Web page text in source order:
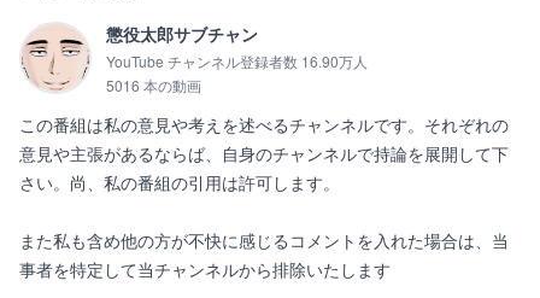
懲役太郎サブチャン
YouTube チャンネル登録者数 16.90万人
5016 本の動画
この番組は私の意見や考えを述べるチャンネルです。それぞれの
意見や主張があるならば、自身のチャンネルで持論を展開して下
さい。尚、私の番組の引用は許可します。
また私も含め他の方が不快に感じるコメントを入れた場合は、当
事者を特定して当チャンネルから排除いたします